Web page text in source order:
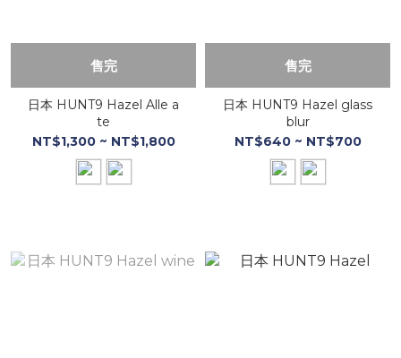
售完
日本 HUNT9 Hazel Alle a
te
NT$1,300 ~ NT$1,800
售完
日本 HUNT9 Hazel glass
blur
NT$640 ~ NT$700